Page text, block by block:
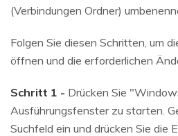
(Verbindungen Ordner)
Folgen Sie diesen Schritten, um
öffnen und die erforderlichen
Schritt 1 - Drücken Sie
Ausführungsfenster zu starten.
Suchfeld ein und drücken Sie die